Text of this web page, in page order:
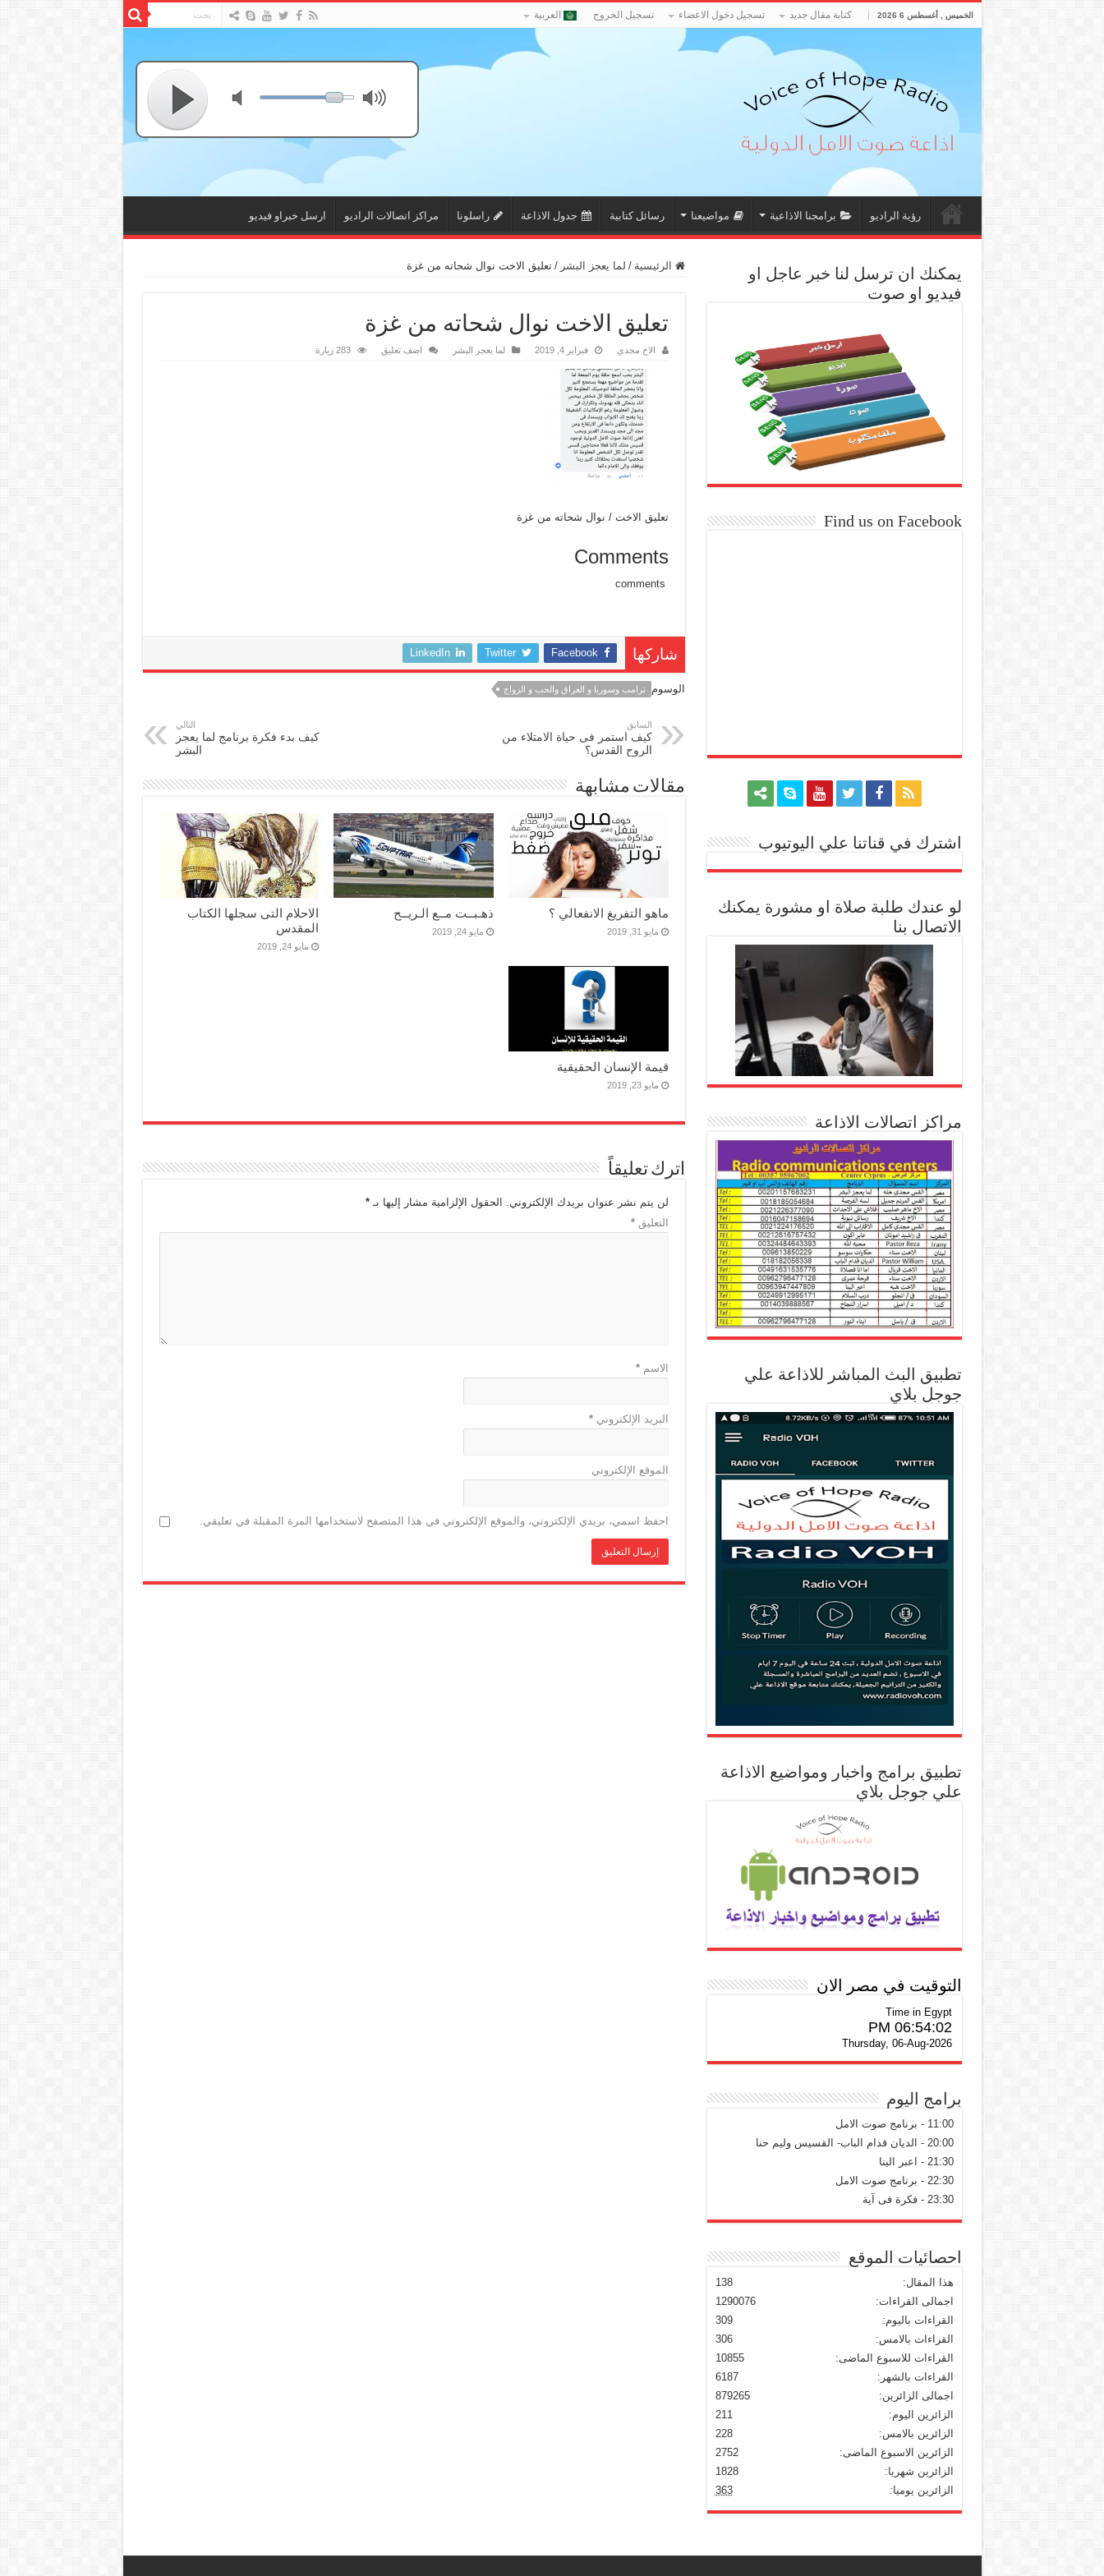
الخميس , أغسطس 6 2026 كتابة مقال جديد تسجيل دخول الاعضاء تسجيل الخروج العربية
رؤية الراديو برامجنا الاذاعية مواضيعنا رسائل كتابية جدول الاذاعة راسلونا مراكز اتصالات الراديو ارسل خبراو فيديو
الرئيسية / لما يعجز البشر / تعليق الاخت نوال شحاته من غزة
تعليق الاخت نوال شحاته من غزة
الاخ مجدي فبراير 4, 2019 لما يعجز البشر اضف تعليق 283 زيارة
تعليق الاخت / نوال شحاته من غزة
Comments
شاركها Facebook
Twitter
LinkedIn
الوسوم ترامب وسوريا و العراق والحب و الزواج
السابق
كيف استمر فى حياة الامتلاء من
الروح القدس؟
التالي
كيف بدء فكرة برنامج لما يعجز
البشر
مقالات مشابهة
ماهو التفريغ الانفعالي ؟
مايو 31, 2019
ذهـبــت مــع الـريــح
مايو 24, 2019
الاحلام التى سجلها الكتاب
المقدس
مايو 24, 2019
قيمة الإنسان الحقيقية
مايو 23, 2019
اترك تعليقاً
لن يتم نشر عنوان بريدك الإلكتروني. الحقول الإلزامية مشار إليها بـ*
التعليق*
الاسم*
البريد الإلكتروني*
الموقع الإلكتروني
احفظ اسمي، بريدي الإلكتروني، والموقع الإلكتروني في هذا المتصفح لاستخدامها المرة المقبلة في تعليقي.
يمكنك ان ترسل لنا خبر عاجل او
فيديو او صوت
Find us on Facebook
اشترك في قناتنا علي اليوتيوب
لو عندك طلبة صلاة او مشورة يمكنك
الاتصال بنا
مراكز اتصالات الاذاعة
تطبيق البث المباشر للاذاعة علي
جوجل بلاي
تطبيق برامج واخبار ومواضيع الاذاعة
علي جوجل بلاي
التوقيت في مصر الان
Time in Egypt
06:54:02 PM
Thursday, 06-Aug-2026
برامج اليوم
11:00 - برنامج صوت الامل
20:00 - الديان قدام الباب- القسيس وليم حنا
21:30 - اعبر الينا
22:30 - برنامج صوت الامل
23:30 - فكرة فى آية
احصائيات الموقع
138
هذا المقال:
1290076
اجمالى القراءات:
309
القراءات باليوم:
306
القراءات بالامس:
10855
القراءات للاسبوع الماضى:
6187
القراءات بالشهر:
879265
اجمالى الزائرين:
211
الزائرين اليوم:
228
الزائرين بالامس:
2752
الزائرين الاسبوع الماضى:
1828
الزائرين شهريا:
363
الزائرين يوميا: